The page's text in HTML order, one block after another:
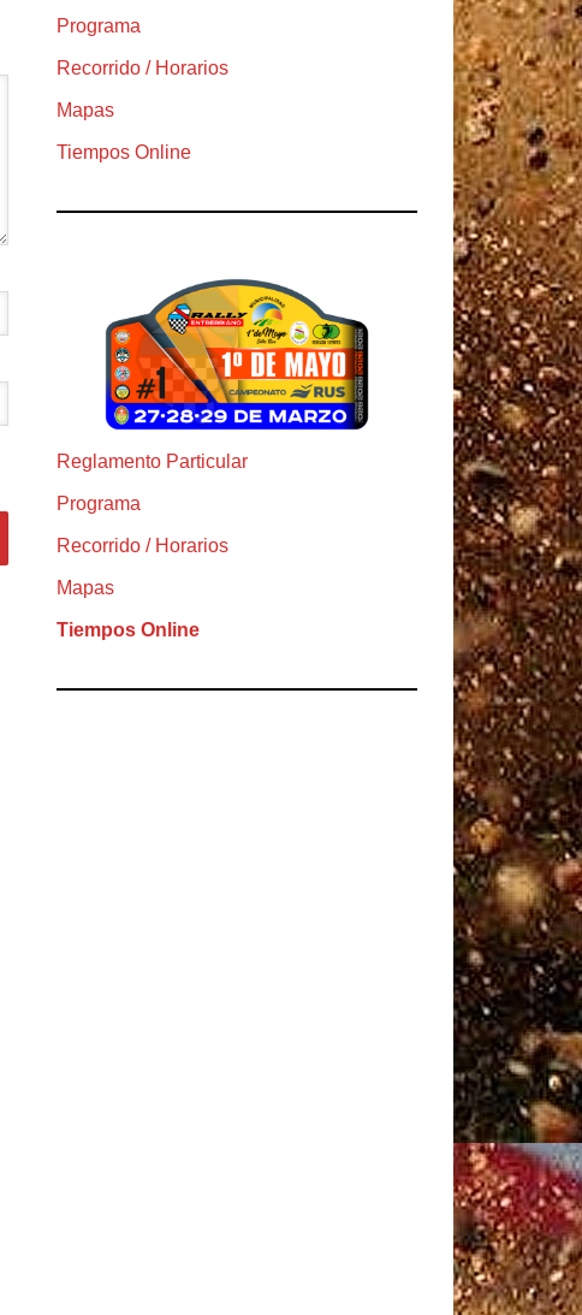
Programa
Recorrido / Horarios
Mapas
Tiempos Online
Reglamento Particular
Programa
Recorrido / Horarios
Mapas
Tiempos Online